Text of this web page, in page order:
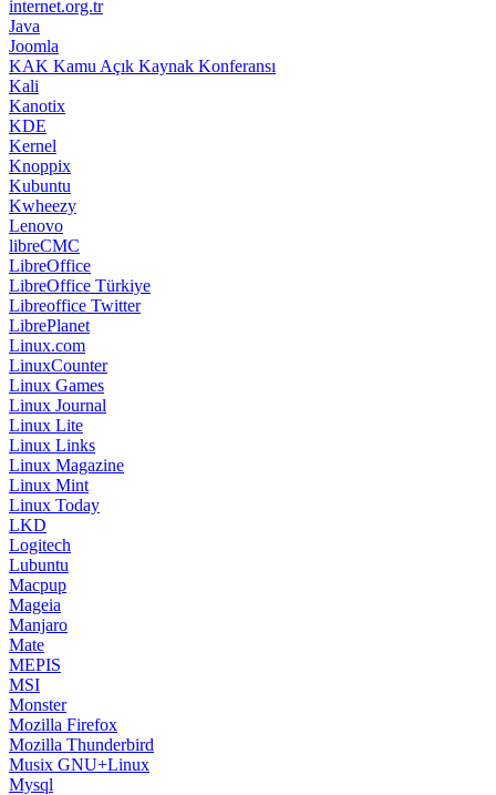
internet.org.tr
Java
Joomla
KAK Kamu Açık Kaynak Konferansı
Kali
Kanotix
KDE
Kernel
Knoppix
Kubuntu
Kwheezy
Lenovo
libreCMC
LibreOffice
LibreOffice Türkiye
Libreoffice Twitter
LibrePlanet
Linux.com
LinuxCounter
Linux Games
Linux Journal
Linux Lite
Linux Links
Linux Magazine
Linux Mint
Linux Today
LKD
Logitech
Lubuntu
Macpup
Mageia
Manjaro
Mate
MEPIS
MSI
Monster
Mozilla Firefox
Mozilla Thunderbird
Musix GNU+Linux
Mysql